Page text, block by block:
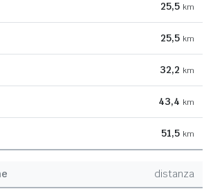
25,5 km
25,5 km
32,2 km
43,4 km
51,5 km
distanza